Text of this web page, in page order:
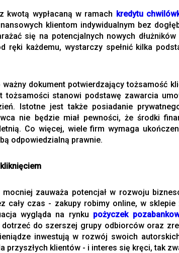
kwotą wypłacaną w ramach kredytu
klientom indywidualnym bez
się na potencjalnych nowych
ręki każdemu, wystarczy spełnić kilka
dokument potwierdzający tożsamość
tożsamości stanowi podstawę zawarcia
Istotne jest także posiadanie
nie będzie miał pewności, że środki
Co więcej, wiele firm wymaga
odpowiedzialną prawnie.
zauważa potencjał w rozwoju
cały czas - zakupy robimy online, w
wygląda na rynku pożyczek
do szerszej grupy odbiorców oraz
inwestują w rozwój swoich
przyszłych klientów - i interes się kręci, tak